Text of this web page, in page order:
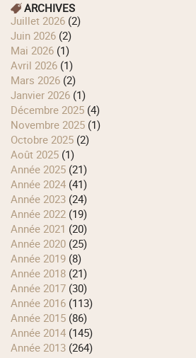
ARCHIVES
juillet 2026 (2)
juin 2026 (2)
mai 2026 (1)
avril 2026 (1)
mars 2026 (2)
janvier 2026 (1)
décembre 2025 (4)
novembre 2025 (1)
octobre 2025 (2)
août 2025 (1)
année 2025 (21)
année 2024 (41)
année 2023 (24)
année 2022 (19)
année 2021 (20)
année 2020 (25)
année 2019 (8)
année 2018 (21)
année 2017 (30)
année 2016 (113)
année 2015 (86)
année 2014 (145)
année 2013 (264)